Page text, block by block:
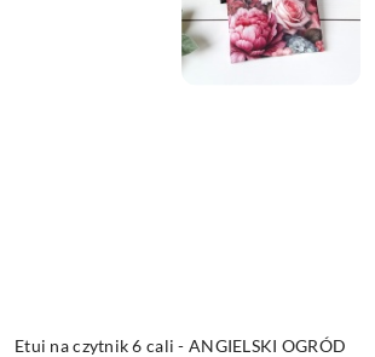
Etui na czytnik 6 cali - ANGIELSKI OGRÓD